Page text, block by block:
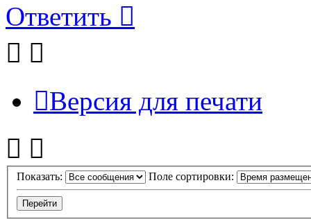
Ответить
Версия для печати
Показать: Поле сортировки: